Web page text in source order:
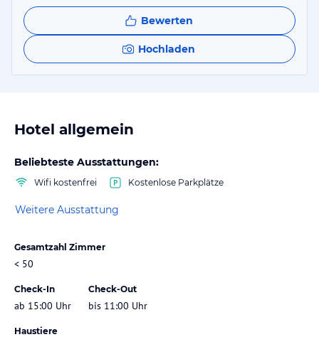
Bewerten
Hochladen
Hotel allgemein
Beliebteste Ausstattungen:
Wifi kostenfrei Kostenlose Parkplätze
Weitere Ausstattung
Gesamtzahl Zimmer
< 50
Check-In
ab 15:00 Uhr
Check-Out
bis 11:00 Uhr
Haustiere